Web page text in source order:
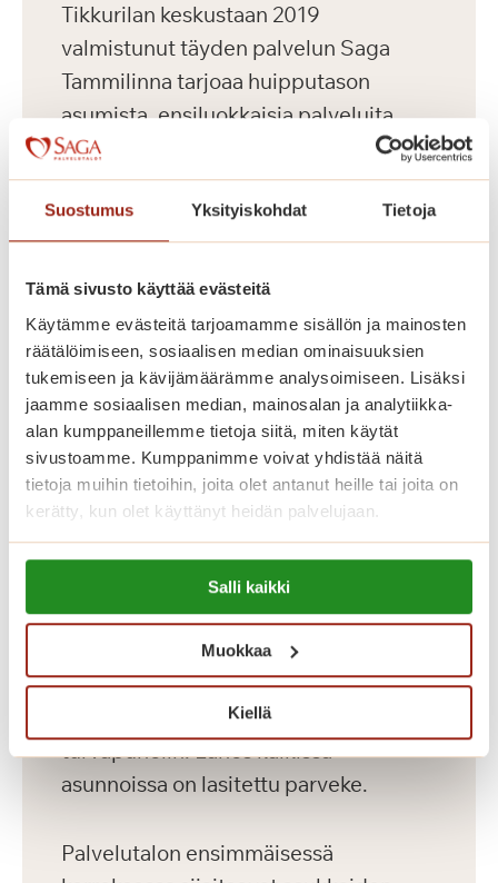
Suostumus Yksityiskohdat Tietoja
Tämä sivusto käyttää evästeitä
Käytämme evästeitä tarjoamamme sisällön ja mainosten
räätälöimiseen, sosiaalisen median ominaisuuksien
tukemiseen ja kävijämäärämme analysoimiseen. Lisäksi
jaamme sosiaalisen median, mainosalan ja analytiikka-
alan kumppaneillemme tietoja siitä, miten käytät
sivustoamme. Kumppanimme voivat yhdistää näitä
tietoja muihin tietoihin, joita olet antanut heille tai joita on
kerätty, kun olet käyttänyt heidän palvelujaan.
Lue lisää evästeistä:
https://sagacare.fi/evasteet/
Salli kaikki
Muokkaa
Kiellä
Tikkurilan keskustaan 2019
valmistunut täyden palvelun Saga
Tammilinna tarjoaa huipputason
asumista, ensiluokkaisia palveluita
sekä aktiivista harrastus- ja
kulttuuritoimintaa ikäihmisille.
Keskeisen sijaintinsa ansiosta
palvelutalosta on hyvät kulkuyhteydet
useaan suuntaan.
Saga Tammilinnassa on yhteensä 129
vuokrattavaa senioriasuntoa, yksiöitä
ja kaksioita kooltaan 36-56 m2
kahdeksassa kerroksessa. Palvelutalon
hyvin varustellut senioriasunnot on
toteutettu yksityisten Saga-
palvelutalojen korkeiden
laatukriteerien mukaisesti. Meillä asut
omassa kodissasi, jonka voit sisustaa
mieleiseksesi. Kaikissa asunnoissa on
avara pohjaratkaisu, nykyaikainen
keittiö, esteetön kylpyhuone sekä
turvapuhelin. Lähes kaikissa
asunnoissa on lasitettu parveke.
Palvelutalon ensimmäisessä